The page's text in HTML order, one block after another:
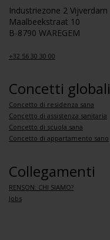
Industriezone 2 Vijverdam
Maalbeekstraat 10
B-8790 WAREGEM
+32 56 30 30 00
Concetti globali
Concetto di residenza sana
Concetto di assistenza sanitaria
Concetto di scuola sana
Concetto di appartamento sano
Collegamenti
RENSON: CHI SIAMO?
Jobs